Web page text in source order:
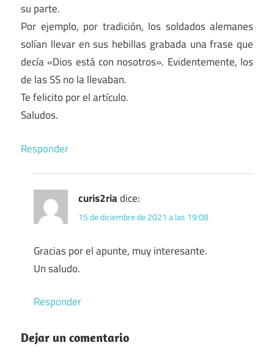
su parte.
Por ejemplo, por tradición, los soldados alemanes
solían llevar en sus hebillas grabada una frase que
decía «Dios está con nosotros». Evidentemente, los
de las SS no la llevaban.
Te felicito por el artículo.
Saludos.
Responder
curis2ria dice:
15 de diciembre de 2021 a las 19:08
Gracias por el apunte, muy interesante.
Un saludo.
Responder
Dejar un comentario